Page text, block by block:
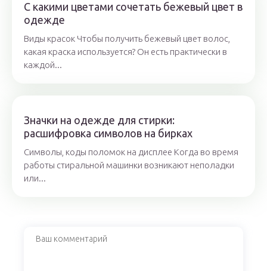
С какими цветами сочетать бежевый цвет в
одежде
Виды красок Чтобы получить бежевый цвет волос,
какая краска используется? Он есть практически в
каждой...
Значки на одежде для стирки:
расшифровка символов на бирках
Символы, коды поломок на дисплее Когда во время
работы стиральной машинки возникают неполадки
или...